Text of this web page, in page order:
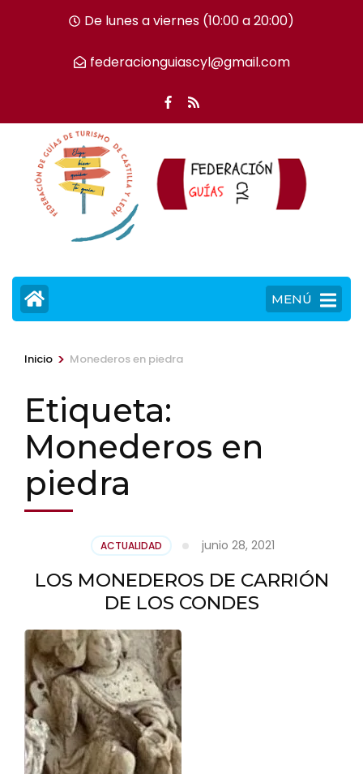
tecla
De lunes a viernes (10:00 a 20:00)
federacionguiascyl@gmail.com
MENÚ
Inicio > Monederos en piedra
Etiqueta:
Monederos en
piedra
ACTUALIDAD junio 28, 2021
LOS MONEDEROS DE CARRIÓN
DE LOS CONDES